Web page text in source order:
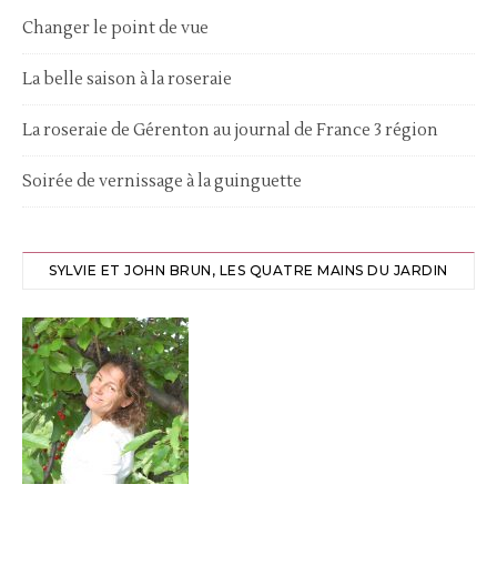
Changer le point de vue
La belle saison à la roseraie
La roseraie de Gérenton au journal de France 3 région
Soirée de vernissage à la guinguette
SYLVIE ET JOHN BRUN, LES QUATRE MAINS DU JARDIN